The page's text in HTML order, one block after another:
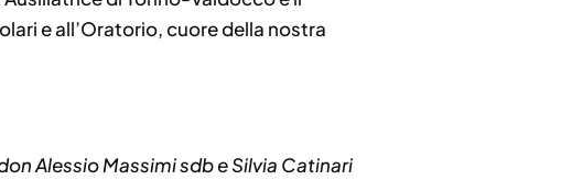
e all’Oratorio, cuore della nostra
Alessio Massimi sdb e Silvia Catinari